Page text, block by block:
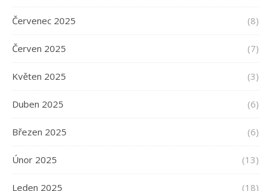
Červenec 2025 (8)
Červen 2025 (7)
Květen 2025 (3)
Duben 2025 (6)
Březen 2025 (6)
Únor 2025 (13)
Leden 2025 (18)